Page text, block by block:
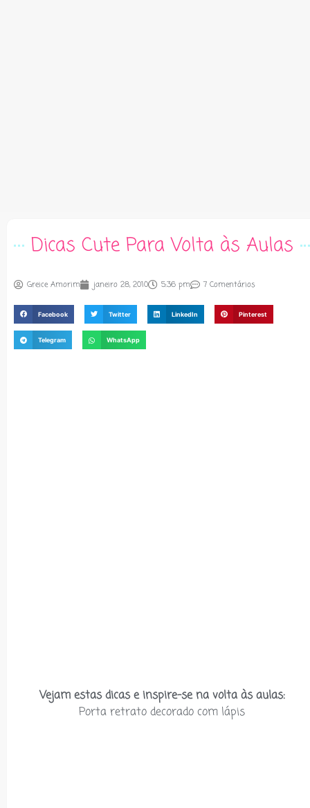
Dicas Cute Para Volta às Aulas
Greice Amorim janeiro 28, 2010 5:36 pm 7 Comentários
Facebook Twitter LinkedIn Pinterest
Telegram WhatsApp
Vejam estas dicas e inspire-se na volta às aulas:
Porta retrato decorado com lápis